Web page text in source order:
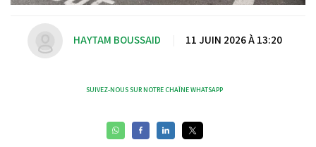
HAYTAM BOUSSAID 11 JUIN 2026 À 13:20
SUIVEZ-NOUS SUR NOTRE CHAÎNE WHATSAPP